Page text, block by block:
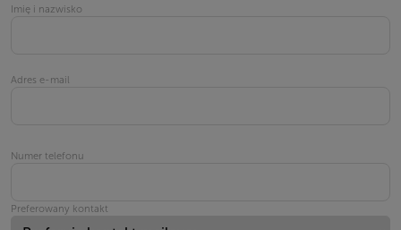
Imię i nazwisko
Adres e-mail
Numer telefonu
Preferowany kontakt